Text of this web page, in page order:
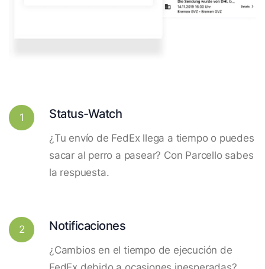
1 Status-Watch
¿Tu envío de FedEx llega a tiempo o puedes
sacar al perro a pasear? Con Parcello sabes
la respuesta.
2 Notificaciones
¿Cambios en el tiempo de ejecución de